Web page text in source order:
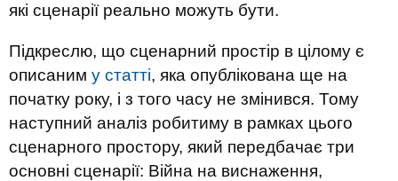
які сценарії реально можуть бути.
Підкреслю, що сценарний простір в цілому є
описаним у статті, яка опублікована ще на
початку року, і з того часу не змінився. Тому
наступний аналіз робитиму в рамках цього
сценарного простору, який передбачає три
основні сценарії: Війна на виснаження,